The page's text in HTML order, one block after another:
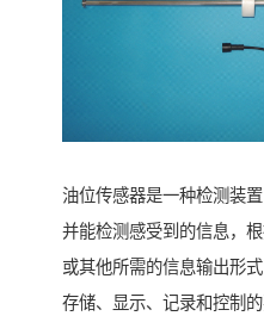
油位传感器是一种检测装
并能检测感受到的信息，
或其他所需的信息输出形
存储、显示、记录和控制